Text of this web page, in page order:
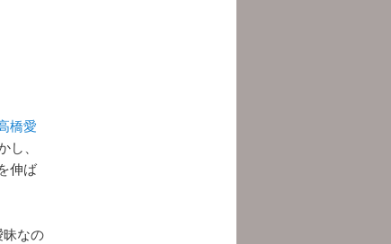
橋愛
、
伸ば
なの